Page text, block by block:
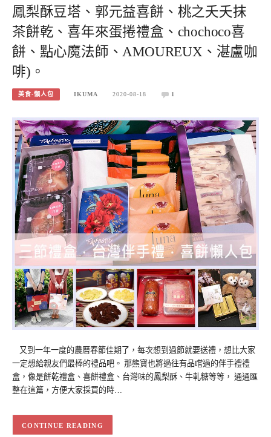
鳳梨酥豆塔、郭元益喜餅、桃之夭夭抹
茶餅乾、喜年來蛋捲禮盒、chochoco喜
餅、點心魔法師、AMOUREUX、湛盧咖
啡)。
美食-懶人包 IKUMA 2020-08-18 1
又到一年一度的農曆春節佳期了，每次想到過節就要送禮，想比大家
一定想給親友們最棒的禮品吧。 那熊寶也將過往有品嚐過的伴手禮禮
盒，像是餅乾禮盒、喜餅禮盒、台灣味的鳳梨酥、牛軋糖等等， 通通匯
整在這篇，方便大家採買的時…
CONTINUE READING